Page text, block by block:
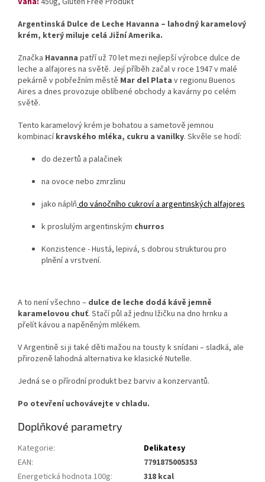
Argentinská Dulce de Leche Havanna – lahodný karamelový
krém, který miluje celá Jižní Amerika.
Značka Havanna patří už 70 let mezi nejlepší výrobce dulce de
leche a alfajores na světě. Její příběh začal v roce 1947 v malé
pekárně v pobřežním městě Mar del Plata v regionu Buenos
Aires a dnes provozuje oblíbené obchody a kavárny po celém
světě.
Tento karamelový krém je bohatou a sametově jemnou
kombinacíkravského mléka, cukru a vanilky. Skvěle se hodí:
do dezertů a palačinek
na ovoce nebo zmrzlinu
jako náplňdo vánočního cukroví a argentinských alfajores
k proslulým argentinským churros
Konzistence - Hustá, lepivá, s dobrou strukturou pro
plnění a vrstvení.
A to není všechno – dulce de leche dodá kávě jemně
karamelovou chuť. Stačí půl až jednu lžičku na dno hrnku a
přelít kávou a napěněným mlékem.
V Argentině si ji také děti mažou na tousty k snídani – sladká, ale
přirozeně lahodná alternativa ke klasické Nutelle.
Jedná se o přírodní produkt bez barviv a konzervantů.
Po otevření uchovávejte v chladu.
Doplňkové parametry
Kategorie:
Delikatesy
EAN:
7791875005353
Energetická hodnota 100g:
318 kcal